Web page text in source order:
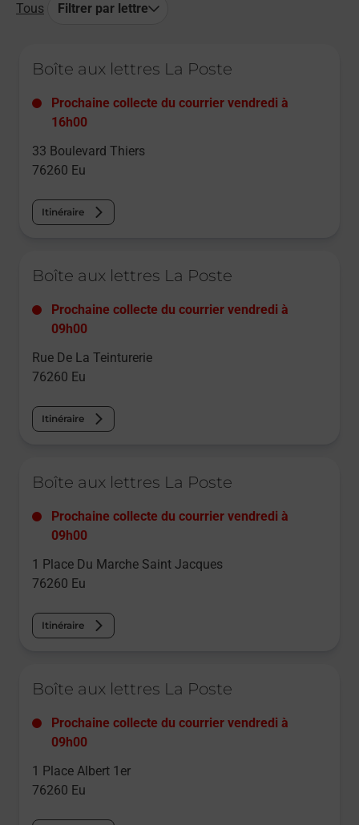
Tous Filtrer par lettre
Boîte aux lettres La Poste
Prochaine collecte du courrier vendredi à
16h00
33 Boulevard Thiers
76260 Eu
Itinéraire
Boîte aux lettres La Poste
Prochaine collecte du courrier vendredi à
09h00
Rue De La Teinturerie
76260 Eu
Itinéraire
Boîte aux lettres La Poste
Prochaine collecte du courrier vendredi à
09h00
1 Place Du Marche Saint Jacques
76260 Eu
Itinéraire
Boîte aux lettres La Poste
Prochaine collecte du courrier vendredi à
09h00
1 Place Albert 1er
76260 Eu